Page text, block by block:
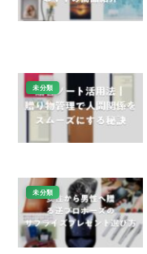
未分類
未分類